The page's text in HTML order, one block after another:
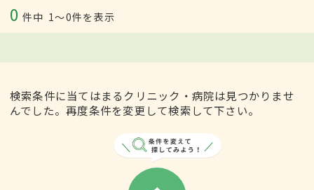
0 件中 1〜0件を表示
検索条件に当てはまるクリニック・病院は見つかりませ
んでした。再度条件を変更して検索して下さい。